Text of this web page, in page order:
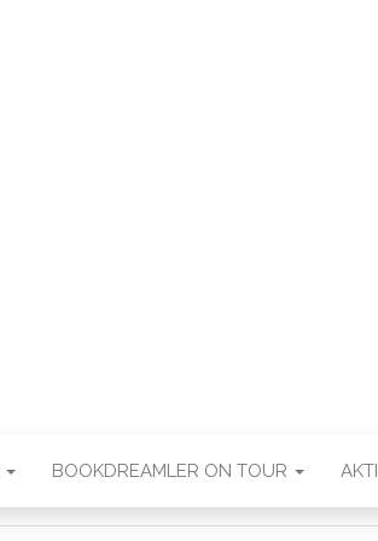
BOOKDREAMLER ON TOUR